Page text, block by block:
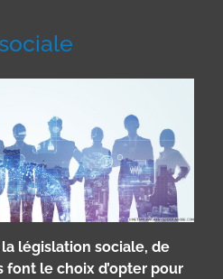
législation sociale, de
le choix d’opter pour